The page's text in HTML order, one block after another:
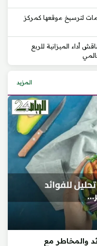
لترسيخ موقعها كمركز
أداء الميزانية للربع
المزيد
والمخاطر مع